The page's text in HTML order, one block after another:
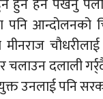
हेर्न पर्खनु
पनि आन्दोलनको
मीनराज
चलाउन दलाली
उनलाई पनि